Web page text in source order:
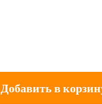
Добавить в